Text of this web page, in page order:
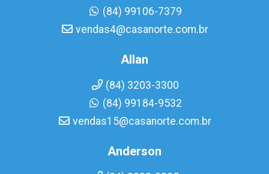
(84) 99106-7379
vendas4@casanorte.com.br
Allan
(84) 3203-3300
(84) 99184-9532
vendas15@casanorte.com.br
Anderson